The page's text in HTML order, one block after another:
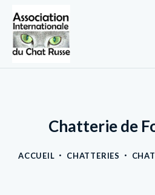
Chatterie de
ACCUEIL CHATTERIES